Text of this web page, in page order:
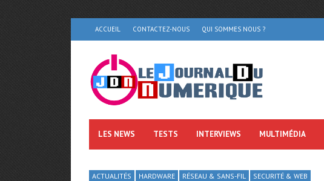
ACCUEIL CONTACTEZ-NOUS QUI SOMMES NOUS ?
LES NEWS TESTS INTERVIEWS MULTIMÉDIA
ACTUALITÉS HARDWARE RÉSEAU & SANS-FIL SECURITÉ & WEB